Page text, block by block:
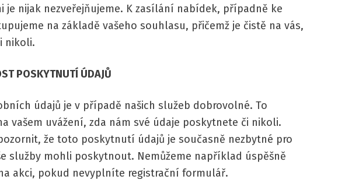
je nijak nezveřejňujeme. K zasílání nabídek, případně ke
na základě vašeho souhlasu, přičemž je čistě na vás,
nikoli.
POSKYTNUTÍ ÚDAJŮ
údajů je v případě našich služeb dobrovolné. To
vašem uvážení, zda nám své údaje poskytnete či nikoli.
že toto poskytnutí údajů je současně nezbytné pro
služby mohli poskytnout. Nemůžeme například úspěšně
akci, pokud nevyplníte registrační formulář.